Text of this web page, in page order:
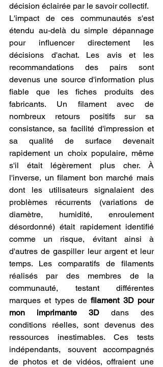
décision éclairée par le savoir collectif.
L'impact de ces communautés s'est
étendu au-delà du simple dépannage
pour influencer directement les
décisions d'achat. Les avis et les
recommandations des pairs sont
devenus une source d'information plus
fiable que les fiches produits des
fabricants. Un filament avec de
nombreux retours positifs sur sa
consistance, sa facilité d'impression et
sa qualité de surface devenait
rapidement un choix populaire, même
s'il était légèrement plus cher. À
l'inverse, un filament bon marché mais
dont les utilisateurs signalaient des
problèmes récurrents (variations de
diamètre, humidité, enroulement
désordonné) était rapidement identifié
comme un risque, évitant ainsi à
d'autres de gaspiller leur argent et leur
temps. Les comparatifs de filaments
réalisés par des membres de la
communauté, testant différentes
marques et types de filament 3D pour
mon imprimante 3D dans des
conditions réelles, sont devenus des
ressources inestimables. Ces tests
indépendants, souvent accompagnés
de photos et de vidéos, offraient une